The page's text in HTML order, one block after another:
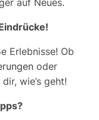
Erlebnisse! Ob
oder
wie’s geht!